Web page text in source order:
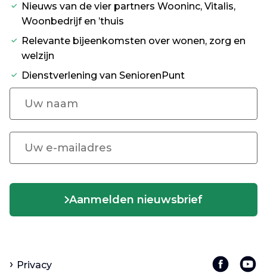
Nieuws van de vier partners Wooninc, Vitalis,
Woonbedrijf en ’thuis
Relevante bijeenkomsten over wonen, zorg en
welzijn
Dienstverlening van SeniorenPunt
Aanmelden nieuwsbrief
Privacy